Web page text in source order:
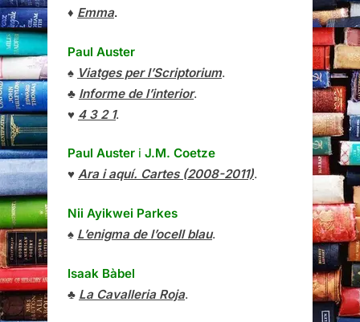
♦ Emma.
Paul Auster
♠ Viatges per l’Scriptorium.
♣ Informe de l’interior.
♥ 4 3 2 1.
Paul Auster i J.M. Coetze
♥ Ara i aquí. Cartes (2008-2011).
Nii Ayikwei Parkes
♠ L’enigma de l’ocell blau.
Isaak Bàbel
♣ La Cavalleria Roja.